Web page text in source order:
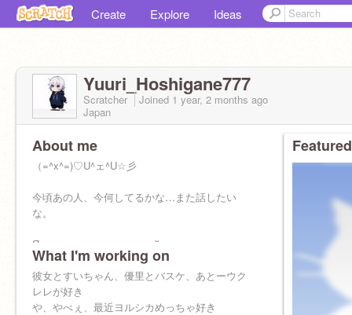
Create Explore Ideas
Yuuri_Hoshigane777
Scratcher Joined 1 year, 2 months ago
Japan
About me
（=^x^=)♡U^ェ^U☆彡
今頃あの人、今何してるかな…また話したい
な。
Я немного изучаю русский язык.
пожалуйста, дайте мне знать.
What I'm working on
彼女とすいちゃん、優里とバスケ、あとーウク
レレが好き
や、やべぇ、最近ヨルシカめっちゃ好き